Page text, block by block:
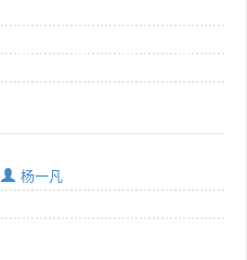
杨一凡